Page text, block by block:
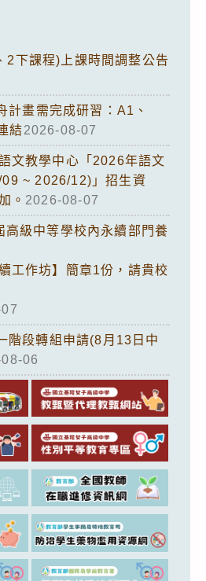
2下課程)上課時間調整公告
計畫需完成研習：A1、
結2026-08-07
文教學中心「2026年語文
~ 2026/12)」招生資
。 2026-08-07
高級中等學校內永續部門養
工作坊】簡章1份，請貴校
階段轉組申請(8月13日中
06